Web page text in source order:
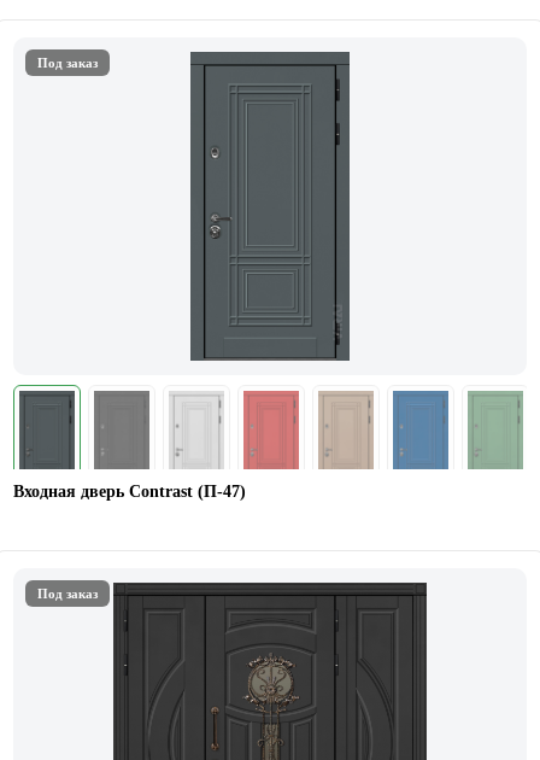
Под заказ
Входная дверь Contrast (П-47)
Под заказ